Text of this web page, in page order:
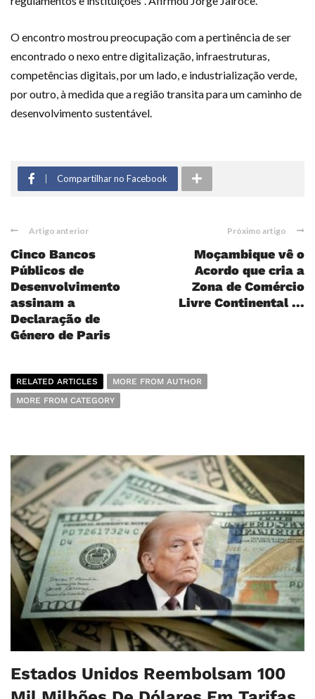
O encontro mostrou preocupação com a pertinência de ser
encontrado o nexo entre digitalização, infraestruturas,
competências digitais, por um lado, e industrialização verde,
por outro, à medida que a região transita para um caminho de
desenvolvimento sustentável.
Compartilhar no Facebook
Artigo anterior
Cinco Bancos
Públicos de
Desenvolvimento
assinam a
Declaração de
Género de Paris
Próximo artigo
Moçambique vê o
Acordo que cria a
Zona de Comércio
Livre Continental ...
RELATED ARTICLES
MORE FROM AUTHOR
MORE FROM CATEGORY
Estados Unidos Reembolsam 100